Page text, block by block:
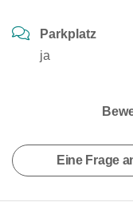
Parkplatz
ja
Eine Frage